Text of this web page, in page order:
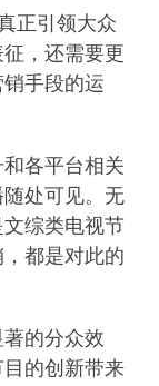
正引领大众
，还需要更
手段的运
各平台相关
处可见。无
综类电视节
都是对此的
的分众效
的创新带来